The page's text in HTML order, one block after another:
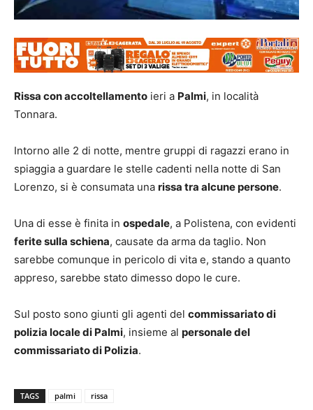
Rissa con accoltellamento ieri a Palmi, in località
Tonnara.
Intorno alle 2 di notte, mentre gruppi di ragazzi erano in
spiaggia a guardare le stelle cadenti nella notte di San
Lorenzo, si è consumata una rissa tra alcune persone.
Una di esse è finita in ospedale, a Polistena, con evidenti
ferite sulla schiena, causate da arma da taglio. Non
sarebbe comunque in pericolo di vita e, stando a quanto
appreso, sarebbe stato dimesso dopo le cure.
Sul posto sono giunti gli agenti del commissariato di
polizia locale di Palmi, insieme al personale del
commissariato di Polizia.
TAGS palmi rissa